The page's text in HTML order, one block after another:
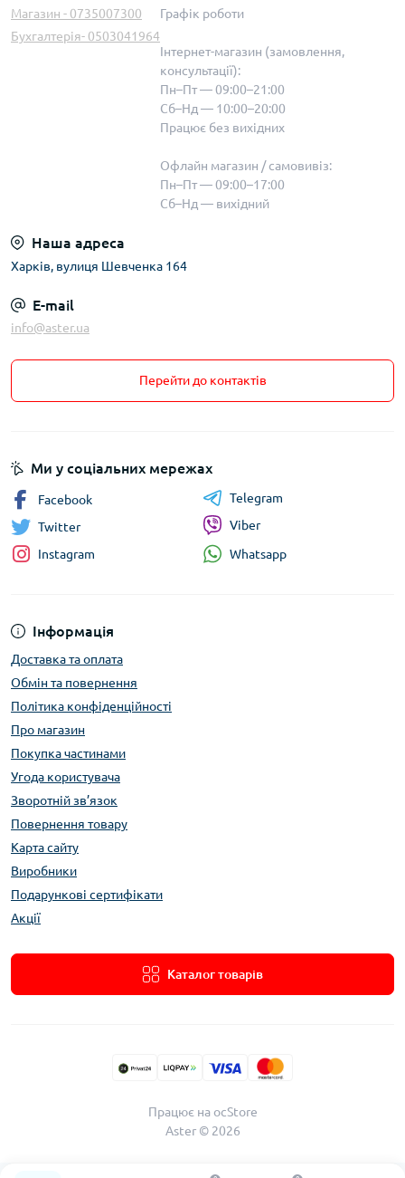
Магазин - 0735007300
Бухгалтерія- 0503041964
Графік роботи
Інтернет-магазин (замовлення,
консультації):
Пн–Пт — 09:00–21:00
Сб–Нд — 10:00–20:00
Працює без вихідних
Офлайн магазин / самовивіз:
Пн–Пт — 09:00–17:00
Сб–Нд — вихідний
Наша адреса
Харків, вулиця Шевченка 164
E-mail
info@aster.ua
Перейти до контактів
Інформація
Доставка та оплата
Обмін та повернення
Політика конфіденційності
Про магазин
Покупка частинами
Угода користувача
Зворотній зв’язок
Повернення товару
Карта сайту
Виробники
Подарункові сертифікати
Акції
Каталог товарів
Ми у соціальних мережах
Facebook
Twitter
Instagram
Telegram
Viber
Whatsapp
Працює наocStore
Aster © 2026